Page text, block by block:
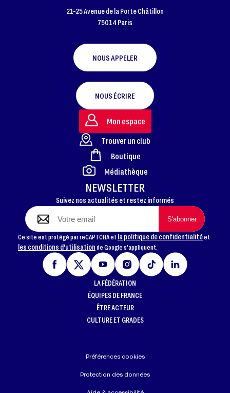
FOOTER
21-25 Avenue de la Porte Châtillon
75014 Paris
NOUS APPELER
NOUS ÉCRIRE
NEWSLETTER
Suivez nos actualités et restez informés
Ce site est protégé par reCAPTCHA et la politique de confidentialitéet
les conditions d'utilisationde Google s'appliquent.
Mon espace
Trouver un club
Boutique
Médiathèque
LA FÉDÉRATION
ÉQUIPES DE FRANCE
ÊTRE ACTEUR
CULTURE ET GRADES
Préférences cookies
Protection des données